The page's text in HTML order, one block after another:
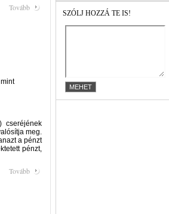
Tovább
cseréjének
meg.
a pénzt
pénzt,
Tovább
SZÓLJ HOZZÁ TE IS!